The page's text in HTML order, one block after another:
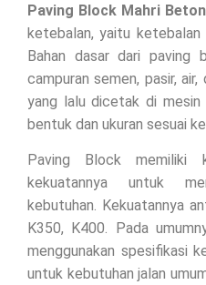
Paving Block Mahri Beton
ketebalan, yaitu
Bahan dasar dari paving
campuran semen, pasir,
yang lalu dicetak di mesin
bentuk dan ukuran sesuai
Paving Block memiliki
kekuatannya untuk
kebutuhan. Kekuatannya
K350, K400. Pada
menggunakan spesifikasi
untuk kebutuhan jalan